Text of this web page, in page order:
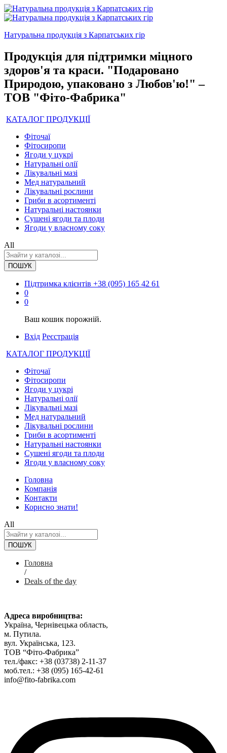
Натуральна продукція з Карпатських гір
Продукція для підтримки міцного
здоров'я та краси. "Подаровано
Природою, упаковано з Любов'ю!" –
ТОВ "Фіто-Фабрика"
КАТАЛОГ ПРОДУКЦІЇ
Фіточаї
Фітосиропи
Ягоди у цукрі
Натуральні олії
Лікувальні мазі
Мед натуральний
Лікувальні рослини
Гриби в асортименті
Натуральні настоянки
Сушені ягоди та плоди
Ягоди у власному соку
All
ПОШУК
Підтримка клієнтів +38 (095) 165 42 61
0
0
Ваш кошик порожній.
Вхід Реєстрація
КАТАЛОГ ПРОДУКЦІЇ
Фіточаї
Фітосиропи
Ягоди у цукрі
Натуральні олії
Лікувальні мазі
Мед натуральний
Лікувальні рослини
Гриби в асортименті
Натуральні настоянки
Сушені ягоди та плоди
Ягоди у власному соку
Головна
Компанія
Контакти
Корисно знати!
All
ПОШУК
Головна
/
Deals of the day
Адреса виробництва:
Україна, Чернівецька область,
м. Путила.
вул. Українська, 123.
ТОВ “Фіто-Фабрика”
тел./факс: +38 (03738) 2-11-37
моб.тел.: +38 (095) 165-42-61
info@fito-fabrika.com